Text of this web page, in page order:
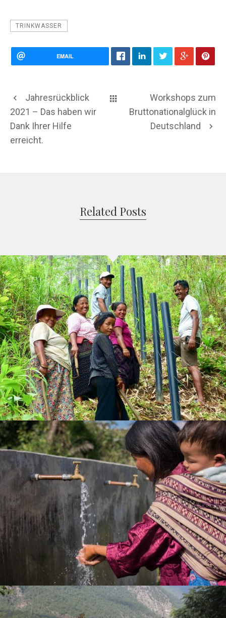
TRINKWASSER
EMAIL
Jahresrückblick
2021 – Das haben wir
Dank Ihrer Hilfe
erreicht.
Workshops zum
Bruttonationalglück in
Deutschland
Related Posts
Zäune für Tsirang im Regenwald
Projekte in Bhutan
So geht Bhutan mit der Bedrohung durch das
Corona-Virus um
Projekte in Bhutan